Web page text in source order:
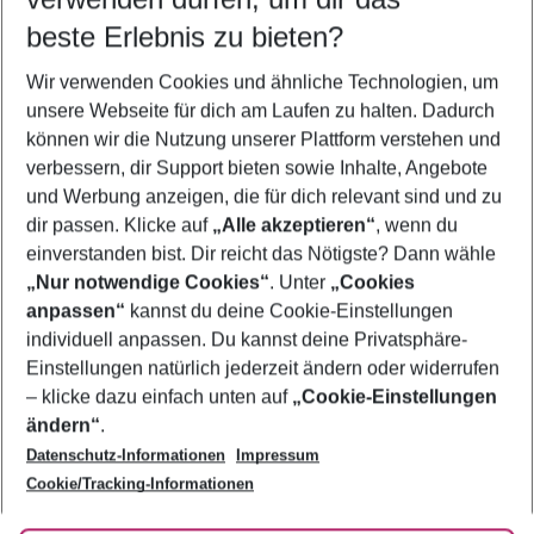
Frübucher Angebote Kallithea für 2026
Flug & Hotel Kallithea
Familienurlaub Kallithea
Pauschalreisen Kallithea
Last Minute Kallithea
Footer
Footer navigation
Über uns
AGB
Bestpreisgarantie
Cookie-Einstellungen ändern
Cookie-Richtlinie
Agenturbetreuung
Barrierefreies Reisen
Folge uns
beste Erlebnis zu bieten?
Wir verwenden Cookies und ähnliche Technologien, um
unsere Webseite für dich am Laufen zu halten. Dadurch
können wir die Nutzung unserer Plattform verstehen und
verbessern, dir Support bieten sowie Inhalte, Angebote
und Werbung anzeigen, die für dich relevant sind und zu
dir passen. Klicke auf „Alle akzeptieren“, wenn du
einverstanden bist. Dir reicht das Nötigste? Dann wähle
„Nur notwendige Cookies“. Unter „Cookies
anpassen“ kannst du deine Cookie-Einstellungen
individuell anpassen. Du kannst deine Privatsphäre-
Einstellungen natürlich jederzeit ändern oder widerrufen
– klicke dazu einfach unten auf „Cookie-Einstellungen
ändern“.
Datenschutz-Informationen
Impressum
Cookie/Tracking-Informationen